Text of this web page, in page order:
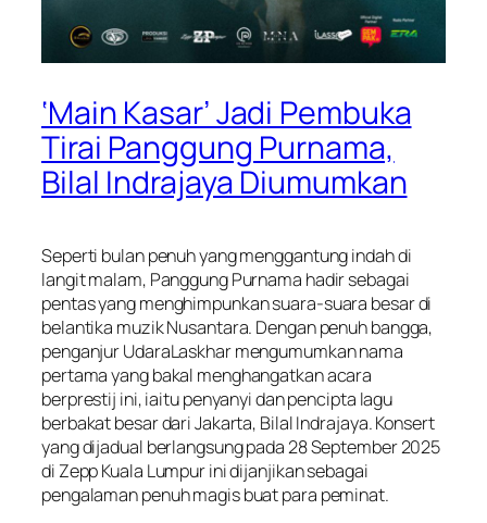
‘Main Kasar’ Jadi Pembuka
Tirai Panggung Purnama,
Bilal Indrajaya Diumumkan
Seperti bulan penuh yang menggantung indah di
langit malam, Panggung Purnama hadir sebagai
pentas yang menghimpunkan suara-suara besar di
belantika muzik Nusantara. Dengan penuh bangga,
penganjur UdaraLaskhar mengumumkan nama
pertama yang bakal menghangatkan acara
berprestij ini, iaitu penyanyi dan pencipta lagu
berbakat besar dari Jakarta, Bilal Indrajaya. Konsert
yang dijadual berlangsung pada 28 September 2025
di Zepp Kuala Lumpur ini dijanjikan sebagai
pengalaman penuh magis buat para peminat.